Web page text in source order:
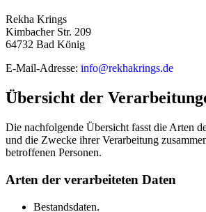
Rekha Krings
Kimbacher Str. 209
64732 Bad König
E-Mail-Adresse: info@rekhakrings.de
Übersicht der
Die nachfolgende Übersicht fasst die Arten
und die Zwecke ihrer Verarbeitung
betroffenen Personen.
Arten der verarbeiteten Daten
Bestandsdaten.